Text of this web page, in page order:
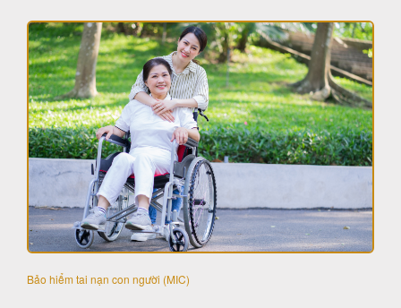
Bảo hiểm tai nạn con người (MIC)